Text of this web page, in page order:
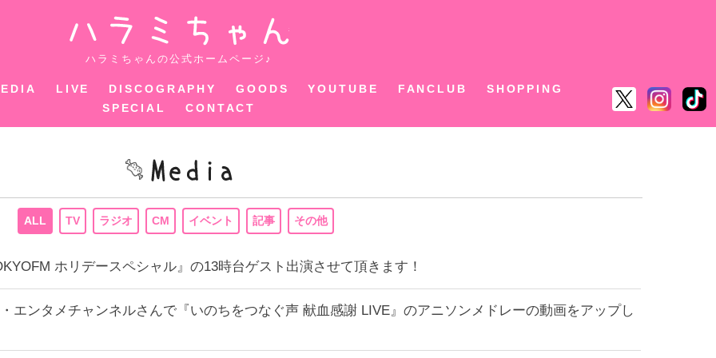
ハラミちゃん
ハラミちゃんの公式ホームページ♪
LIVE DISCOGRAPHY GOODS YOUTUBE FANCLUB
SHOPPING
SPECIAL
CONTACT
ALL TV ラジオ CM イベント 記事 その他
ホリデースペシャル』の13時台ゲスト出演させて頂きます！
エンタメチャンネルさんで『いのちをつなぐ声 献血感謝 LIVE』のアニソンメドレーの動画をアップし